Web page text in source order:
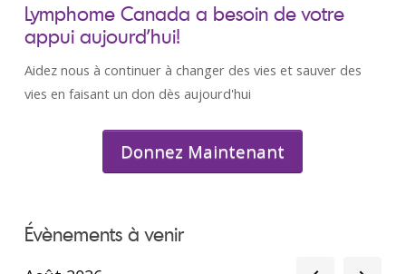
Lymphome Canada a besoin de votre
appui aujourd’hui!
Aidez nous à continuer à changer des vies et sauver des
vies en faisant un don dès aujourd'hui
Donnez Maintenant
Évènements à venir